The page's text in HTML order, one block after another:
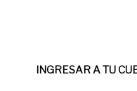
INGRESAR A TU